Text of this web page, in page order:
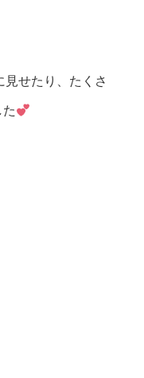
見せたり、たくさ